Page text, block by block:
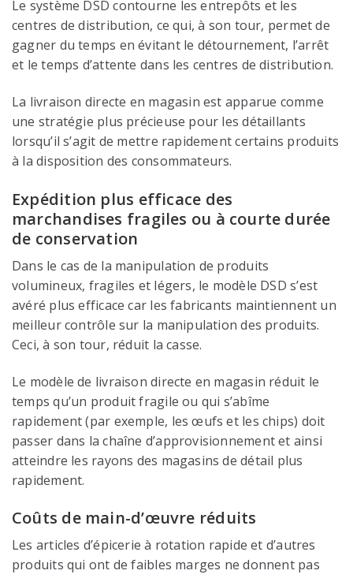
Le système DSD contourne les entrepôts et les
centres de distribution, ce qui, à son tour, permet de
gagner du temps en évitant le détournement, l’arrêt
et le temps d’attente dans les centres de distribution.
La livraison directe en magasin est apparue comme
une stratégie plus précieuse pour les détaillants
lorsqu’il s’agit de mettre rapidement certains produits
à la disposition des consommateurs.
Expédition plus efficace des
marchandises fragiles ou à courte durée
de conservation
Dans le cas de la manipulation de produits
volumineux, fragiles et légers, le modèle DSD s’est
avéré plus efficace car les fabricants maintiennent un
meilleur contrôle sur la manipulation des produits.
Ceci, à son tour, réduit la casse.
Le modèle de livraison directe en magasin réduit le
temps qu’un produit fragile ou qui s’abîme
rapidement (par exemple, les œufs et les chips) doit
passer dans la chaîne d’approvisionnement et ainsi
atteindre les rayons des magasins de détail plus
rapidement.
Coûts de main-d’œuvre réduits
Les articles d’épicerie à rotation rapide et d’autres
produits qui ont de faibles marges ne donnent pas